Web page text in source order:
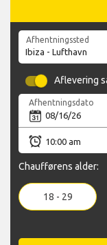
Afhentningssted
Aflevering
Afhentningsdato
Chaufførens alder:
18 - 29